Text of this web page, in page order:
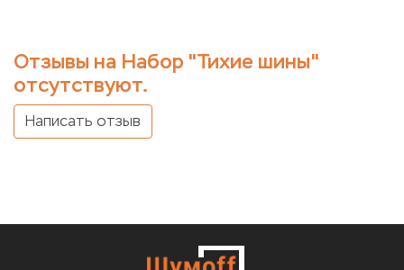
Отзывы на Набор "Тихие шины"
отсутствуют.
Написать отзыв